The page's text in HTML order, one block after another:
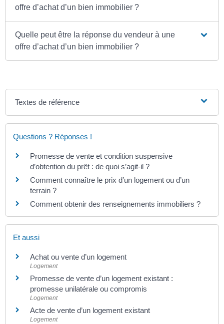
offre d’achat d’un bien immobilier ?
Quelle peut être la réponse du vendeur à une
offre d’achat d’un bien immobilier ?
Textes de référence
Questions ? Réponses !
Promesse de vente et condition suspensive
d’obtention du prêt : de quoi s’agit-il ?
Comment connaître le prix d’un logement ou d’un
terrain ?
Comment obtenir des renseignements immobiliers ?
Et aussi
Achat ou vente d’un logement
Logement
Promesse de vente d’un logement existant :
promesse unilatérale ou compromis
Logement
Acte de vente d’un logement existant
Logement